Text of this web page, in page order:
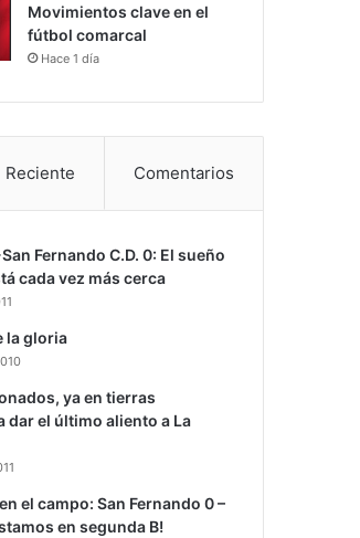
Movimientos clave en el
fútbol comarcal
Hace 1 día
Reciente Comentarios
Fernando C.D. 0: El sueño
cada vez más cerca
la gloria
ya en tierras
dar el último aliento a La
el campo: San Fernando 0 –
en segunda B!